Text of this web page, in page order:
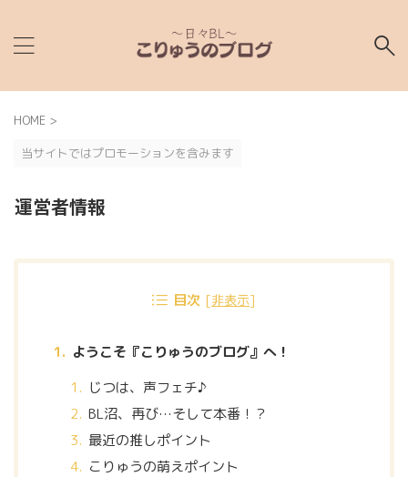
HOME >
当サイトではプロモーションを含みます
運営者情報
目次 [非表示]
ようこそ『こりゅうのブログ』へ！
じつは、声フェチ♪
BL沼、再び…そして本番！？
最近の推しポイント
こりゅうの萌えポイント